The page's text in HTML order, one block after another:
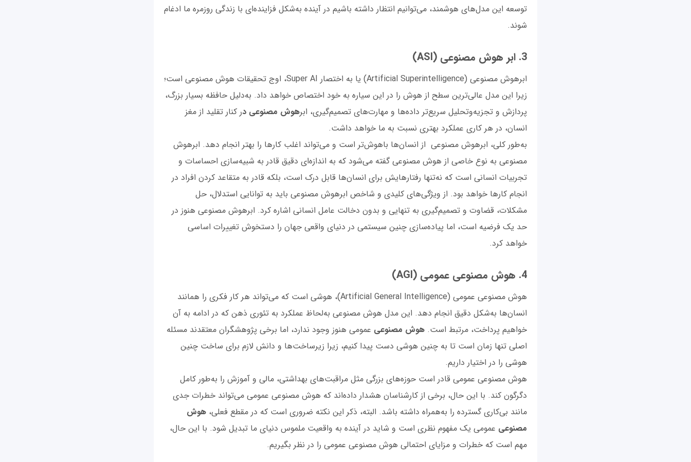
توسعه این مدل‌های هوشمند، می‌توانیم انتظار داشته باشیم در آینده به‌شکل فزاینده‌ای با زندگی روزمره ما ادغام
شوند.
3. ابر هوش مصنوعی (ASI)
ابرهوش مصنوعی (Artificial Superintelligence) یا به اختصار Super AI، اوج تحقیقات هوش مصنوعی است؛
زیرا این مدل عالی‌ترین سطح از هوش را در این سیاره به خود اختصاص خواهد داد. به‌دلیل حافظه بسیار بزرگ،
پردازش و تجزیه‌وتحلیل سریع‌تر داده‌ها و مهارت‌های تصمیم‌گیری، ابرهوش مصنوعی در کنار تقلید از مغز
انسان، در هر کاری عملکرد بهتری نسبت به ما خواهد داشت.
به‌طور کلی، ابرهوش مصنوعی از انسان‌ها باهوش‌تر است و می‌تواند اغلب کارها را بهتر انجام دهد. ابرهوش
مصنوعی به نوع خاصی از هوش مصنوعی گفته می‌شود که به اندازه‌ای دقیق قادر به شبیه‌سازی احساسات و
تجربیات انسانی است که نه‌تنها رفتارهایش برای انسان‌ها قابل درک است، بلکه قادر به متقاعد کردن افراد در
انجام کارها خواهد بود. از ویژگی‌های کلیدی و شاخص ابرهوش مصنوعی باید به توانایی استدلال، حل
مشکلات، قضاوت و تصمیم‌گیری به تنهایی و بدون دخالت عامل انسانی اشاره کرد. ابرهوش مصنوعی هنوز در
حد یک فرضیه است، اما پیاده‌سازی چنین سیستمی در دنیای واقعی جهان را دستخوش تغییرات اساسی
خواهد کرد.
4. هوش مصنوعی عمومی (AGI)
هوش مصنوعی عمومی (Artificial General Intelligence)، هوشی است که می‌تواند هر کار فکری را همانند
انسان‌ها به‌شکل دقیق انجام دهد. این مدل هوش مصنوعی به‌لحاظ عملکرد به تئوری ذهن که در ادامه به آن
خواهیم پرداخت، مرتبط است. هوش مصنوعی عمومی هنوز وجود ندارد، اما برخی پژوهشگران معتقدند مسئله
اصلی تنها زمان است تا به چنین هوشی دست پیدا کنیم، زیرا زیرساخت‌ها و دانش لازم برای ساخت چنین
هوشی را در اختیار داریم.
هوش مصنوعی عمومی قادر است حوزه‌های بزرگی مثل مراقبت‌های بهداشتی، مالی و آموزش را به‌طور کامل
دگرگون کند. با این حال، برخی از کارشناسان هشدار داده‌اند که هوش مصنوعی عمومی می‌تواند خطرات جدی
مانند بی‌کاری گسترده را به‌همراه داشته باشد. البته، ذکر این نکته ضروری است که در مقطع فعلی، هوش
مصنوعی عمومی یک مفهوم نظری است و شاید در آینده به واقعیت ملموس دنیای ما تبدیل شود. با این حال،
مهم است که خطرات و مزایای احتمالی هوش مصنوعی عمومی را در نظر بگیریم.